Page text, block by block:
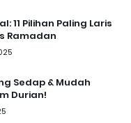
11 Pilihan Paling Laris
Ramadan
Sedap & Mudah
Durian!